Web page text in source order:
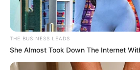
Anti Mainstream, 10 Cara
Membawa Barang Belanjaan
Versi Warga Thailand
THE BUSINESS LEADS
She Almost Took Down The Internet